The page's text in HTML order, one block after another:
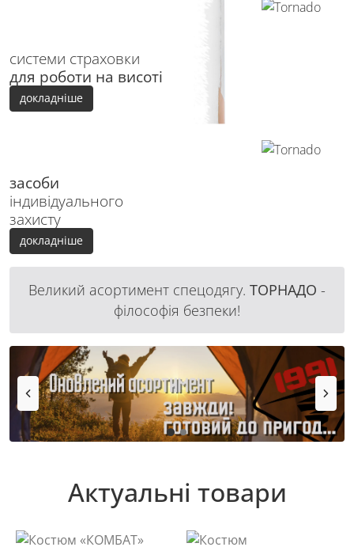
системи страховки
для роботи на висоті
докладніше
засоби
індивідуального
захисту
докладніше
Великий асортимент спецодягу. ТОРНАДО -
філософія безпеки!
Актуальні товари